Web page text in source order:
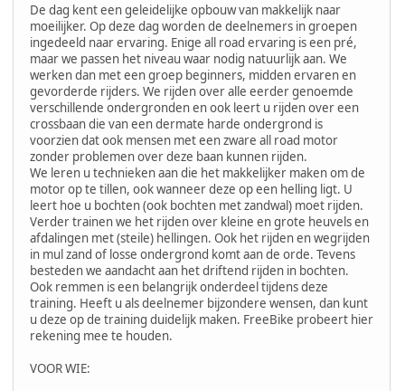
De dag kent een geleidelijke opbouw van makkelijk naar
moeilijker. Op deze dag worden de deelnemers in groepen
ingedeeld naar ervaring. Enige all road ervaring is een pré,
maar we passen het niveau waar nodig natuurlijk aan. We
werken dan met een groep beginners, midden ervaren en
gevorderde rijders. We rijden over alle eerder genoemde
verschillende ondergronden en ook leert u rijden over een
crossbaan die van een dermate harde ondergrond is
voorzien dat ook mensen met een zware all road motor
zonder problemen over deze baan kunnen rijden.
We leren u technieken aan die het makkelijker maken om de
motor op te tillen, ook wanneer deze op een helling ligt. U
leert hoe u bochten (ook bochten met zandwal) moet rijden.
Verder trainen we het rijden over kleine en grote heuvels en
afdalingen met (steile) hellingen. Ook het rijden en wegrijden
in mul zand of losse ondergrond komt aan de orde. Tevens
besteden we aandacht aan het driftend rijden in bochten.
Ook remmen is een belangrijk onderdeel tijdens deze
training. Heeft u als deelnemer bijzondere wensen, dan kunt
u deze op de training duidelijk maken. FreeBike probeert hier
rekening mee te houden.
VOOR WIE: